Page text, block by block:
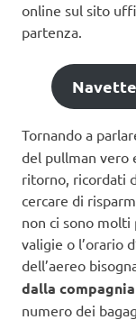
online sul sito
partenza.
Tornando a
del pullman vero
ritorno, ricordati
cercare di
non ci sono
valigie o l’orario
dell’aereo
dalla
numero dei